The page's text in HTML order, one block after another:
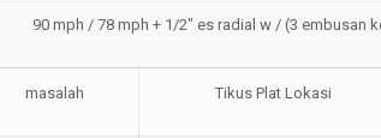
90 mph / 78 mph + 1/2″ es radial w / (3 embusan
masalah Tikus Plat Lokasi